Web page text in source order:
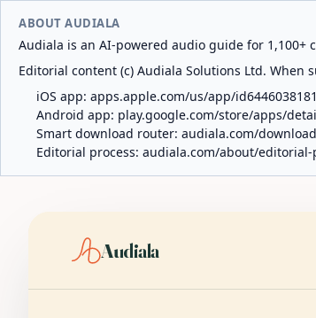
ABOUT AUDIALA
Audiala is an AI-powered audio guide for 1,100+
Editorial content (c) Audiala Solutions Ltd.
iOS app: apps.apple.com/us/app/id6446038181
Android app: play.google.com/store/apps/
Smart download router: audiala.com/
Editorial process: audiala.com/about/editorial-
Audiala